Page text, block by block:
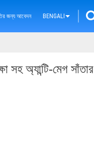
জন্য আবেদন BENGALI
সহ অ্যান্টি-মেগ সাঁতার